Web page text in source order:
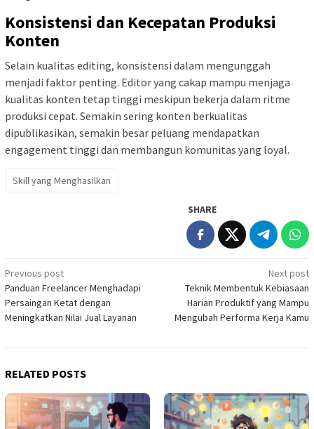
Konsistensi dan Kecepatan Produksi
Konten
Selain kualitas editing, konsistensi dalam mengunggah
menjadi faktor penting. Editor yang cakap mampu menjaga
kualitas konten tetap tinggi meskipun bekerja dalam ritme
produksi cepat. Semakin sering konten berkualitas
dipublikasikan, semakin besar peluang mendapatkan
engagement tinggi dan membangun komunitas yang loyal.
Skill yang Menghasilkan
SHARE
Post
navigation
Previous post
Panduan Freelancer Menghadapi
Persaingan Ketat dengan
Meningkatkan Nilai Jual Layanan
Next post
Teknik Membentuk Kebiasaan
Harian Produktif yang Mampu
Mengubah Performa Kerja Kamu
RELATED POSTS